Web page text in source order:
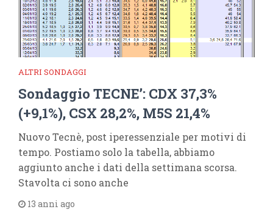
ALTRI SONDAGGI
Sondaggio TECNE’: CDX 37,3%
(+9,1%), CSX 28,2%, M5S 21,4%
Nuovo Tecnè, post iperessenziale per motivi di
tempo. Postiamo solo la tabella, abbiamo
aggiunto anche i dati della settimana scorsa.
Stavolta ci sono anche
13 anni ago